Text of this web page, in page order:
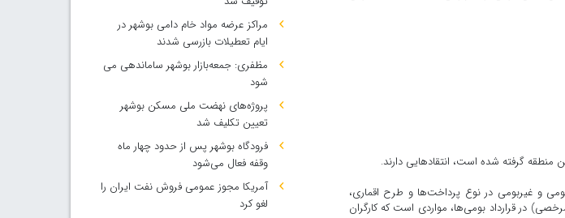
منطقه گرفته شده است، انتقادهایی دارند.
نیروهای بومی و غیربومی در نوع پرداخت‌ها و طرح اقماری،
بومی در قرارداد‌های خدماتی و رده پایین اداری و طرح ۸ و ۶ (هشت روزکار و ۶ روز مرخصی) در قرارداد بومی‌ها، مواردی است که کارگران
مراکز عرضه مواد خام دامی بوشهر در
ایام تعطیلات بازرسی شدند
مظفری: جمعه‌بازار بوشهر ساماندهی می‌
شود
پروژه‌های نهضت ملی مسکن بوشهر
تعیین تکلیف شد
فرودگاه بوشهر پس از حدود چهار ماه
وقفه فعال می‌شود
آمریکا مجوز عمومی فروش نفت ایران را
لغو کرد